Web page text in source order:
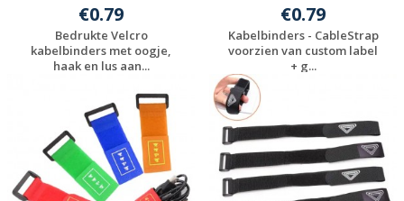
€0.79
Bedrukte Velcro
kabelbinders met oogje,
haak en lus aan...
Gratis offerte
aanvragen
€0.79
Kabelbinders - CableStrap
voorzien van custom label
+ g...
Gratis offerte